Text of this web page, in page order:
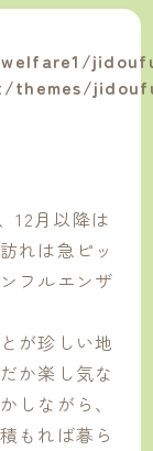
themes/
12月以降は
れは急ピッ
フルエンザ
が珍しい地
か楽し気な
しながら、
もれば暮ら